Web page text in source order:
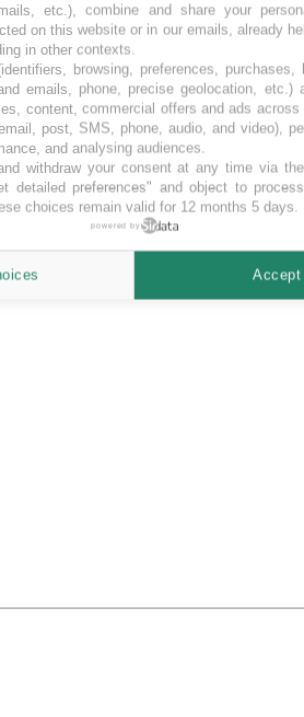
etc.), combine and share your
on this website or in our emails, already
in other contexts.
browsing, preferences, purchases,
emails, phone, precise geolocation, etc.)
content, commercial offers and ads across
post, SMS, phone, audio, and video),
and analysing audiences.
withdraw your consent at any time via
detailed preferences" and object to
choices remain valid for 12 months 5 days.
powered by
Accept